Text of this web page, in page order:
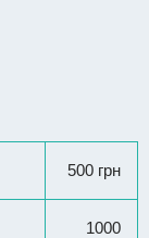
500 грн
1000